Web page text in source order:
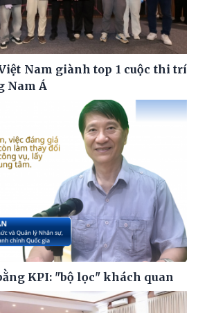
Nam giành top 1 cuộc thi trí
Nam Á
KPI: "bộ lọc" khách quan